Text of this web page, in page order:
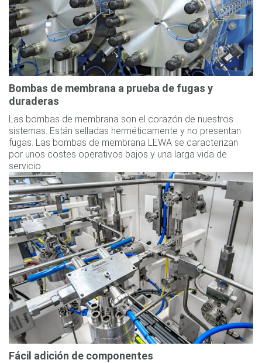
Bombas de membrana a prueba de fugas y
duraderas
Las bombas de membrana son el corazón de nuestros
sistemas. Están selladas herméticamente y no presentan
fugas. Las bombas de membrana LEWA se caracterizan
por unos costes operativos bajos y una larga vida de
servicio.
Fácil adición de componentes